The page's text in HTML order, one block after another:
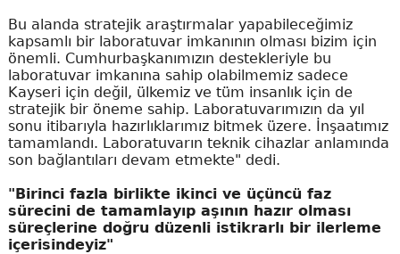
Bu alanda stratejik araştırmalar yapabileceğimiz
kapsamlı bir laboratuvar imkanının olması bizim için
önemli. Cumhurbaşkanımızın destekleriyle bu
laboratuvar imkanına sahip olabilmemiz sadece
Kayseri için değil, ülkemiz ve tüm insanlık için de
stratejik bir öneme sahip. Laboratuvarımızın da yıl
sonu itibarıyla hazırlıklarımız bitmek üzere. İnşaatımız
tamamlandı. Laboratuvarın teknik cihazlar anlamında
son bağlantıları devam etmekte" dedi.
"Birinci fazla birlikte ikinci ve üçüncü faz
sürecini de tamamlayıp aşının hazır olması
süreçlerine doğru düzenli istikrarlı bir ilerleme
içerisindeyiz"